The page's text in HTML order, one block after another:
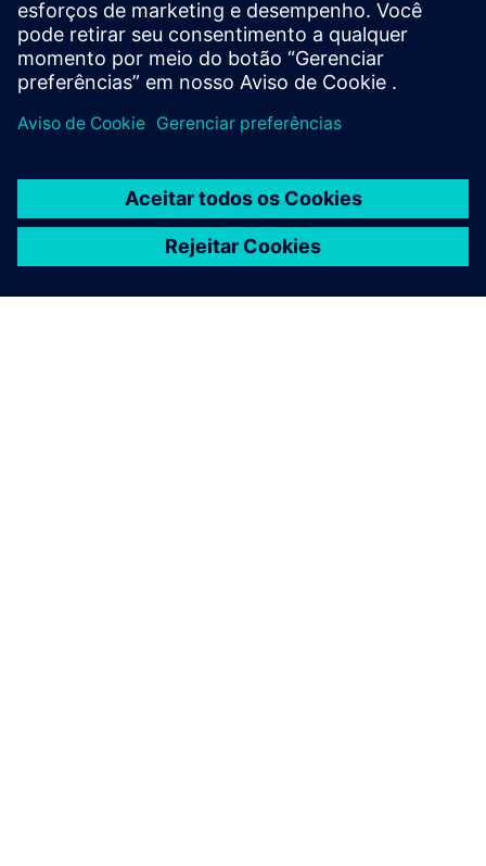
Pré-requisitos